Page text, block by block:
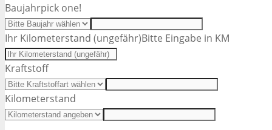
Baujahrpick one!
Ihr Kilometerstand (ungefähr)Bitte Eingabe in KM
Kraftstoff
Kilometerstand